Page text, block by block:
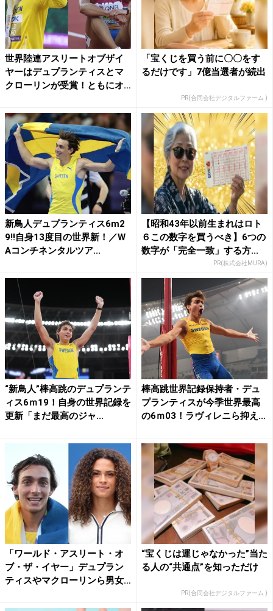
世界陸連アスリートオブザイ
ヤーはデュプランティスとマ
クローリンが受賞！ともにオ
「宝くじを買う前に〇〇をす
るだけです」7億当選者が続出
PR(合同会社デジタルファーム )
新鳥人デュプランティス6m2
9!!自身13度目の世界新！／W
Aコンチネンタルツア...
【昭和43年以前生まれはロト
６この数字を買うべき】6つの
数字が「完全一致」する方...
PR(株式会社MURA)
“新鳥人”棒高跳のデュプランテ
ィス6ｍ19！自身の世界記録を
更新「まだ最高のジャ...
棒高跳世界記録保持者・デュ
プランティスが今季世界最高
の6ｍ03！ラヴィレニら抑え...
「ワールド・アスリート・オ
ブ・ザ・イヤー」デュプラン
ティスやマクローリンら男女
“宝くじは運じゃなかった”当た
る人の“共通点”を知っただけ
PR(合同会社デジタルファーム )